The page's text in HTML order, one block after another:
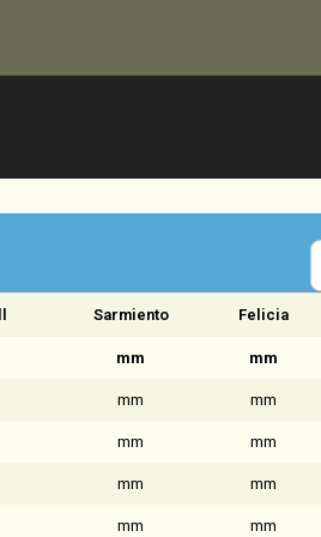
Sarmiento Felicia
mm mm
mm mm
mm mm
mm mm
mm mm